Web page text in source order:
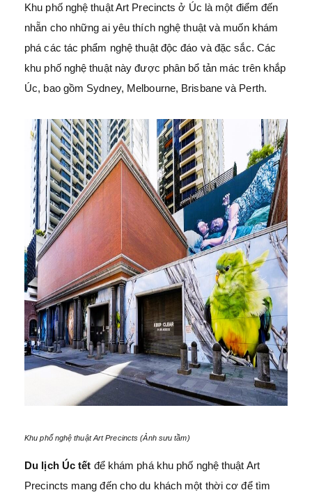
Khu phố nghệ thuật Art Precincts ở Úc là một điểm đến
nhẵn cho những ai yêu thích nghệ thuật và muốn khám
phá các tác phẩm nghệ thuật độc đáo và đặc sắc. Các
khu phố nghệ thuật này được phân bổ tản mác trên khắp
Úc, bao gồm Sydney, Melbourne, Brisbane và Perth.
Khu phố nghệ thuật Art Precincts (Ảnh sưu tầm)
Du lịch Úc tết để khám phá khu phố nghệ thuật Art
Precincts mang đến cho du khách một thời cơ để tìm